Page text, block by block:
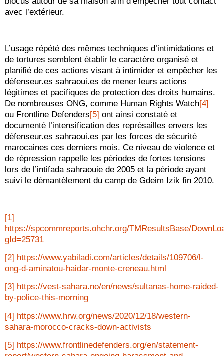
avec l’extérieur.
L’usage répété des mêmes techniques d’intimidations et
de tortures semblent établir le caractère organisé et
planifié de ces actions visant à intimider et empêcher les
défenseur.es sahraoui.es de mener leurs actions
légitimes et pacifiques de protection des droits humains.
De nombreuses ONG, comme Human Rights Watch[4]
ou Frontline Defenders[5] ont ainsi constaté et
documenté l’intensification des représailles envers les
défenseur.es sahraoui.es par les forces de sécurité
marocaines ces derniers mois. Ce niveau de violence et
de répression rappelle les périodes de fortes tensions
lors de l’intifada sahraouie de 2005 et la période ayant
suivi le démantèlement du camp de Gdeim Izik fin 2010.
[1]
https://spcommreports.ohchr.org/TMResultsBase/
gId=25731
[2] https://www.yabiladi.com/articles/details/109706/l-
ong-d-aminatou-haidar-monte-creneau.html
[3] https://vest-sahara.no/en/news/sultanas-home-raided-
by-police-this-morning
[4] https://www.hrw.org/news/2020/12/18/western-
sahara-morocco-cracks-down-activists
[5] https://www.frontlinedefenders.org/en/statement-